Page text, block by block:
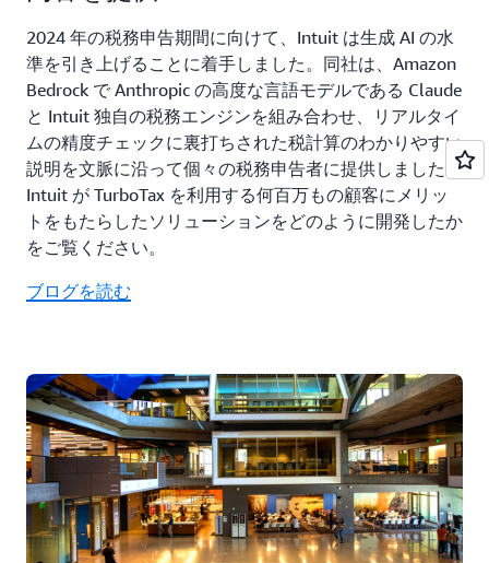
2024 年の税務申告期間に向けて、Intuit は生成 AI の水
準を引き上げることに着手しました。同社は、Amazon
Bedrock で Anthropic の高度な言語モデルである Claude
と Intuit 独自の税務エンジンを組み合わせ、リアルタイ
ムの精度チェックに裏打ちされた税計算のわかりやすい
説明を文脈に沿って個々の税務申告者に提供しました。
Intuit が TurboTax を利用する何百万もの顧客にメリッ
トをもたらしたソリューションをどのように開発したか
をご覧ください。
ブログを読む